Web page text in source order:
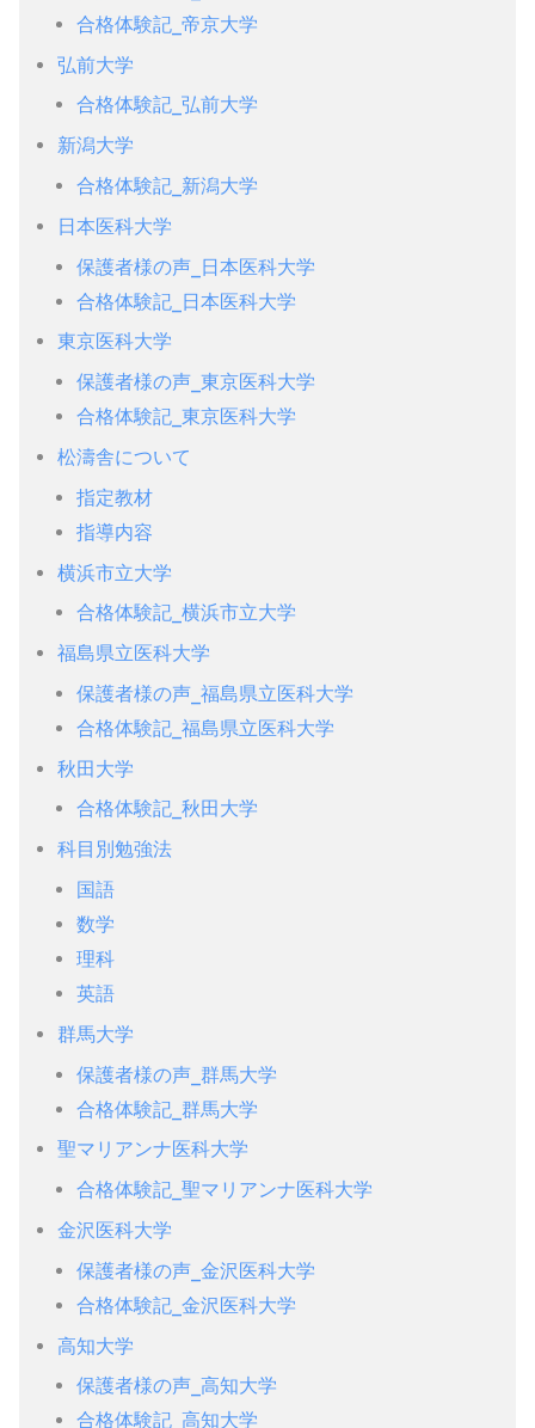
合格体験記_帝京大学
弘前大学
合格体験記_弘前大学
新潟大学
合格体験記_新潟大学
日本医科大学
保護者様の声_日本医科大学
合格体験記_日本医科大学
東京医科大学
保護者様の声_東京医科大学
合格体験記_東京医科大学
松濤舎について
指定教材
指導内容
横浜市立大学
合格体験記_横浜市立大学
福島県立医科大学
保護者様の声_福島県立医科大学
合格体験記_福島県立医科大学
秋田大学
合格体験記_秋田大学
科目別勉強法
国語
数学
理科
英語
群馬大学
保護者様の声_群馬大学
合格体験記_群馬大学
聖マリアンナ医科大学
合格体験記_聖マリアンナ医科大学
金沢医科大学
保護者様の声_金沢医科大学
合格体験記_金沢医科大学
高知大学
保護者様の声_高知大学
合格体験記_高知大学